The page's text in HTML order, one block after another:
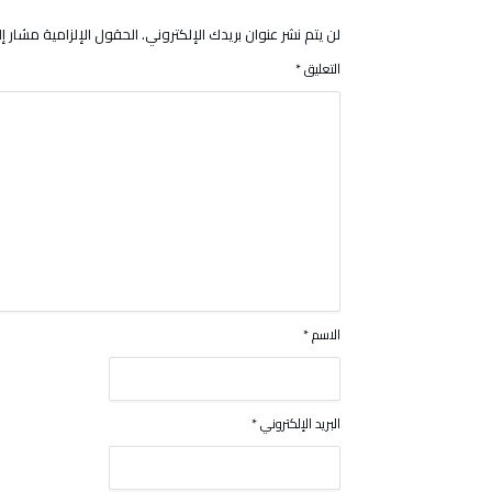
لن يتم نشر عنوان بريدك الإلكتروني.الحقول الإلزامية مشار
التعليق*
الاسم*
البريد الإلكتروني*